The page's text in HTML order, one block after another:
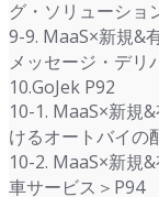
グ・ソリューショ
9-9. MaaS×新規&
メッセージ・デリ
10.GoJek P92
10-1. MaaS×新規
けるオートバイの
10-2. MaaS×新規
車サービス＞P94